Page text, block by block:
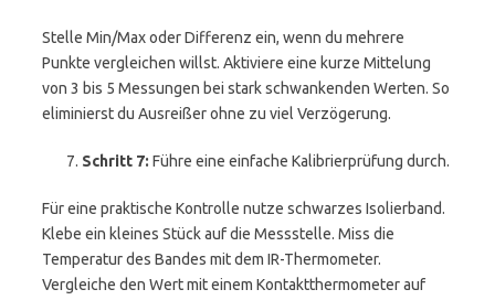
Stelle Min/Max oder Differenz ein, wenn du mehrere
Punkte vergleichen willst. Aktiviere eine kurze Mittelung
von 3 bis 5 Messungen bei stark schwankenden Werten. So
eliminierst du Ausreißer ohne zu viel Verzögerung.
Schritt 7: Führe eine einfache Kalibrierprüfung durch.
Für eine praktische Kontrolle nutze schwarzes Isolierband.
Klebe ein kleines Stück auf die Messstelle. Miss die
Temperatur des Bandes mit dem IR-Thermometer.
Vergleiche den Wert mit einem Kontaktthermometer auf